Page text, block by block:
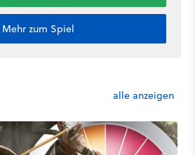
Mehr zum Spiel
alle anzeigen